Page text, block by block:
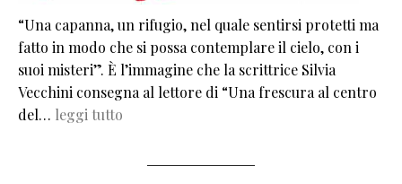
“Una capanna, un rifugio, nel quale sentirsi protetti ma
fatto in modo che si possa contemplare il cielo, con i
suoi misteri”. È l’immagine che la scrittrice Silvia
Vecchini consegna al lettore di “Una frescura al centro
del… leggi tutto